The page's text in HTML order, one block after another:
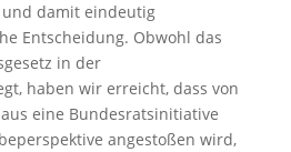
damit eindeutig
Entscheidung. Obwohl das
in der
haben wir erreicht, dass von
eine Bundesratsinitiative
angestoßen wird,